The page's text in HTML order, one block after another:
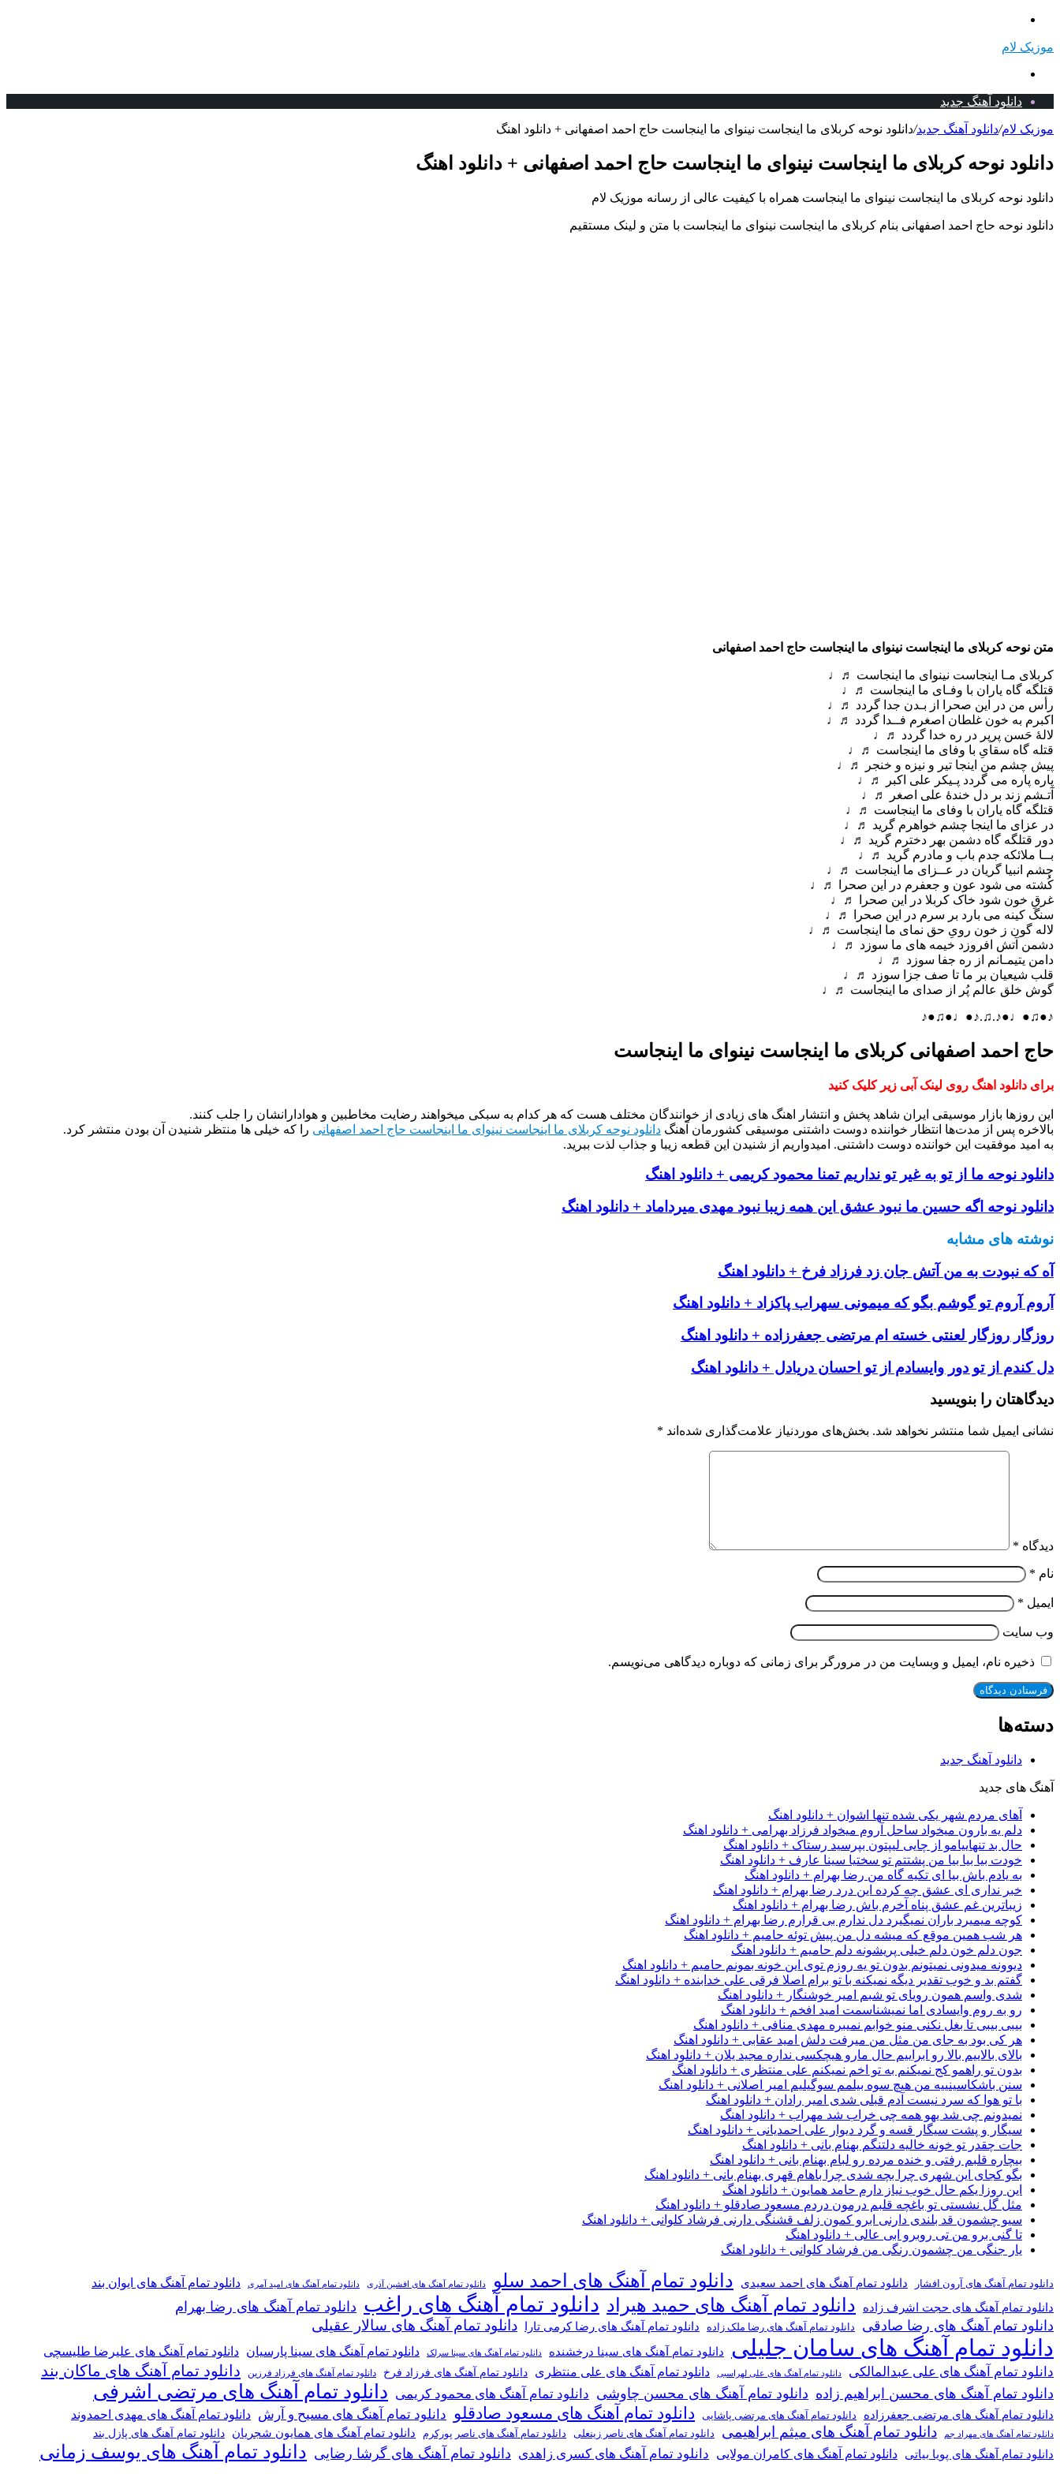
موزیک لام
دانلود آهنگ جدید
موزیک لام/دانلود آهنگ جدید/دانلود نوحه کربلای ما اینجاست نینوای ما اینجاست حاج احمد اصفهانی + دانلود اهنگ
دانلود نوحه کربلای ما اینجاست نینوای ما اینجاست حاج احمد اصفهانی + دانلود اهنگ
دانلود نوحه کربلای ما اینجاست نینوای ما اینجاست همراه با کیفیت عالی از رسانه موزیک لام
دانلود نوحه حاج احمد اصفهانی بنام کربلای ما اینجاست نینوای ما اینجاست با متن و لینک مستقیم
متن نوحه کربلای ما اینجاست نینوای ما اینجاست حاج احمد اصفهانی
کربلای مـا اینجاست نینوای ما اینجاست ♬♩
قتلگه گاه یاران با وفـای ما اینجاست ♬♩
رأس من در این صحرا از بـدن جدا گردد ♬♩
اکبرم به خون غلطان اصغرم فــدا گردد ♬♩
لالۀ حَسن پرپر در ره خدا گردد ♬♩
قتله گاه سقایِ با وفای ما اینجاست ♬♩
پیش چشم من اینجا تیر و نیزه و خنجر ♬♩
پاره پاره می گردد پـیکر علی اکبر ♬♩
آتـشم زند بر دل خندۀ علی اصغر ♬♩
قتلگه گاه یاران با وفای ما اینجاست ♬♩
در عزای ما اینجا چشم خواهرم گرید ♬♩
دور قتلگه گاه دشمن بهر دخترم گرید ♬♩
بــا ملائکه جدم باب و مادرم گرید ♬♩
چشم انبیا گریان در عــزای ما اینجاست ♬♩
کُشته می شود عون و جعفرم در این صحرا ♬♩
غرقِ خون شود خاک کربلا در این صحرا ♬♩
سنگ کینه می بارد بر سرم در این صحرا ♬♩
لاله گون ز خون رویِ حق نمای ما اینجاست ♬♩
دشمن آتش افروزد خیمه های ما سوزد ♬♩
دامن یتیمـانم از ره جفا سوزد ♬♩
قلب شیعیان بر ما تا صف جزا سوزد ♬♩
گوش خلق عالم پُر از صدای ما اینجاست ♬♩
♪●♫●♩●♪.♫.♪●♩●♫●♪
حاج احمد اصفهانی کربلای ما اینجاست نینوای ما اینجاست
برای دانلود اهنگ روی لینک آبی زیر کلیک کنید
این روزها بازار موسیقی ایران شاهد پخش و انتشار اهنگ های زیادی از خوانندگان مختلف هست که هر کدام به سبکی میخواهند رضایت مخاطبین و هوادارانشان را جلب کنند.
بالاخره پس از مدت‌ها انتظار خواننده دوست داشتنی موسیقی کشورمان آهنگ دانلود نوحه کربلای ما اینجاست نینوای ما اینجاست حاج احمد اصفهانی را که خیلی ها منتظر شنیدن آن بودن منتشر کرد.
به امید موفقیت این خواننده دوست داشتنی. امیدواریم از شنیدن این قطعه زیبا و جذاب لذت ببرید.
دانلود نوحه ما از تو به غیر تو نداریم تمنا محمود کریمی + دانلود اهنگ
دانلود نوحه اگه حسین ما نبود عشق این همه زیبا نبود مهدی میرداماد + دانلود اهنگ
نوشته های مشابه
آه که نبودت به من آتش جان زد فرزاد فرخ + دانلود اهنگ
آروم آروم تو گوشم بگو که میمونی سهراب پاکزاد + دانلود اهنگ
روزگار روزگار لعنتی خسته ام مرتضی جعفرزاده + دانلود اهنگ
دل کندم از تو دور وایسادم از تو احسان دریادل + دانلود اهنگ
دیدگاهتان را بنویسید
نشانی ایمیل شما منتشر نخواهد شد. بخش‌های موردنیاز علامت‌گذاری شده‌اند *
دیدگاه *
نام *
ایمیل *
وب‌ سایت
ذخیره نام، ایمیل و وبسایت من در مرورگر برای زمانی که دوباره دیدگاهی می‌نویسم.
دسته‌ها
دانلود آهنگ جدید
آهنگ های جدید
آهای مردم شهر یکی شده تنها اشوان + دانلود اهنگ
دلم یه بارون میخواد ساحل آروم میخواد فرزاد بهرامی + دانلود اهنگ
حال بد تنهاییامو از چایی لیپتون بپرسید رستاک + دانلود اهنگ
خودت بیا بیا بیا من پشتتم تو سختیا سینا عارف + دانلود اهنگ
به یادم باش بیا ای تکیه گاه من رضا بهرام + دانلود اهنگ
خبر نداری ای عشق چه کرده این درد رضا بهرام + دانلود اهنگ
زیباترین غم عشق پناه آخرم باش رضا بهرام + دانلود اهنگ
کوچه میمیرد باران نمیگیرد دل ندارم بی قرارم رضا بهرام + دانلود اهنگ
هر شب همین موقع که میشه دل من پیش توئه حامیم + دانلود اهنگ
جون دلم خون دلم خیلی پریشونه دلم حامیم + دانلود اهنگ
دیوونه میدونی نمیتونم بدون تو یه روزم توی این خونه بمونم حامیم + دانلود اهنگ
گفتم بد و خوب تقدیر دیگه نمیکنه با تو برام اصلا فرقی علی خدابنده + دانلود اهنگ
شدی واسم همون رویای تو شبم امیر خوشنگار + دانلود اهنگ
رو به روم وایسادی اما نمیشناسمت امید افخم + دانلود اهنگ
بیبی بیبی تا بغل نکنی منو خوابم نمیبره مهدی منافی + دانلود اهنگ
هر کی بود به جای من مثل من میرفت دلش امید عقابی + دانلود اهنگ
بالای بالاییم بالا رو ابراییم حال مارو هیچکسی نداره مجید یلان + دانلود اهنگ
بدون تو راهمو کج نمیکنم به تو اخم نمیکنم علی منتظری + دانلود اهنگ
سنن باشکاسینییه من هیچ سوه بیلمم سوگیلیم امیر اصلانی + دانلود اهنگ
با تو هوا که سرد نیست آدم قبلی شدی امیر رادان + دانلود اهنگ
نمیدونم چی شد یهو همه چی خراب شد مهراب + دانلود اهنگ
سیگار و پشت سیگار قسه و گرد دیوار علی احمدیانی + دانلود اهنگ
جات چقدر تو خونه خالیه دلتنگم بهنام بانی + دانلود اهنگ
بیچاره قلبم رفتی و خنده مرده رو لبام بهنام بانی + دانلود اهنگ
بگو کجای این شهری چرا بچه شدی چرا باهام قهری بهنام بانی + دانلود اهنگ
این روزا یکم حال خوب نیاز دارم حامد همایون + دانلود اهنگ
مثل گل نشستی تو باغچه قلبم درمون دردم مسعود صادقلو + دانلود اهنگ
سیو چشمون قد بلندی دارنی ابرو کمون زلف قشنگی دارنی فرشاد کلوانی + دانلود اهنگ
تا گنی برو من تی روبرو ابی عالی + دانلود اهنگ
یار جنگی من چشمون رنگی من فرشاد کلوانی + دانلود اهنگ
دانلود تمام آهنگ های آرون افشار دانلود تمام آهنگ های احمد سعیدی دانلود تمام آهنگ های احمد سلو دانلود تمام آهنگ های افشین آذری دانلود تمام آهنگ های امید آمری دانلود تمام آهنگ های ایوان بند
دانلود تمام آهنگ های حجت اشرف زاده دانلود تمام آهنگ های حمید هیراد دانلود تمام آهنگ های راغب دانلود تمام آهنگ های رضا بهرام
دانلود تمام آهنگ های رضا صادقی
دانلود تمام آهنگ های رضا ملک زاده دانلود تمام آهنگ های رضا کرمی تارا دانلود تمام آهنگ های سالار عقیلی
دانلود تمام آهنگ های سامان جلیلی دانلود تمام آهنگ های سینا درخشنده دانلود تمام آهنگ های سینا سرلک دانلود تمام آهنگ های سینا پارسیان دانلود تمام آهنگ های علیرضا طلیسچی
دانلود تمام آهنگ های علی عبدالمالکی دانلود تمام آهنگ های علی لهراسبی دانلود تمام آهنگ های علی منتظری دانلود تمام آهنگ های فرزاد فرخ دانلود تمام آهنگ های فرزاد فرزین دانلود تمام آهنگ های ماکان بند
دانلود تمام آهنگ های محسن ابراهیم زاده دانلود تمام آهنگ های محسن چاوشی دانلود تمام آهنگ های محمود کریمی دانلود تمام آهنگ های مرتضی اشرفی
دانلود تمام آهنگ های مرتضی جعفرزاده دانلود تمام آهنگ های مرتضی پاشایی دانلود تمام آهنگ های مسعود صادقلو دانلود تمام آهنگ های مسیح و آرش دانلود تمام آهنگ های مهدی احمدوند
دانلود تمام آهنگ های مهراد جم دانلود تمام آهنگ های میثم ابراهیمی دانلود تمام آهنگ های ناصر زینعلی دانلود تمام آهنگ های ناصر پورکرم دانلود تمام آهنگ های همایون شجریان دانلود تمام آهنگ های پازل بند
دانلود تمام آهنگ های پویا بیاتی دانلود تمام آهنگ های کامران مولایی دانلود تمام آهنگ های کسری زاهدی دانلود تمام آهنگ های گرشا رضایی دانلود تمام آهنگ های یوسف زمانی